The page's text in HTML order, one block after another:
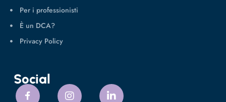
Per i professionisti
È un DCA?
Privacy Policy
Social